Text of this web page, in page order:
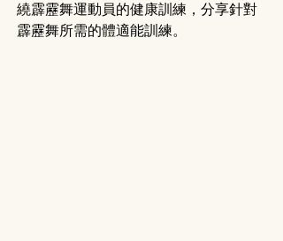
繞霹靂舞運動員的健康訓練，分享針對
霹靂舞所需的體適能訓練。